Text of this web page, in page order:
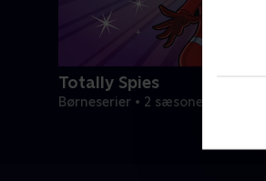
Totally Spies
Børneserier • 2 sæsoner